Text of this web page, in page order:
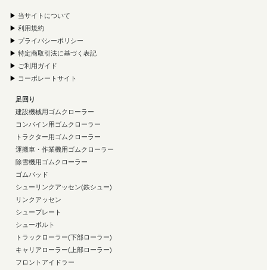
▶ 当サイトについて
▶ 利用規約
▶ プライバシーポリシー
▶ 特定商取引法に基づく表記
▶ ご利用ガイド
▶ コーポレートサイト
足回り
建設機械用ゴムクローラー
コンバイン用ゴムクローラー
トラクター用ゴムクローラー
運搬車・作業機用ゴムクローラー
除雪機用ゴムクローラー
ゴムパッド
シューリンクアッセン(鉄シュー)
リンクアッセン
シュープレート
シューボルト
トラックローラー(下部ローラー)
キャリアローラー(上部ローラー)
フロントアイドラー